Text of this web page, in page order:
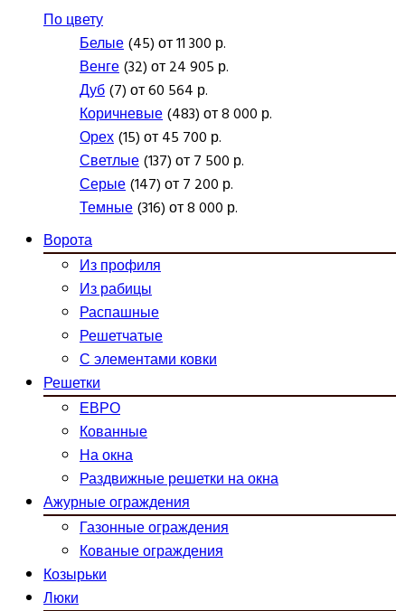
По цвету
Белые(45) от 11 300 р.
Венге(32) от 24 905 р.
Дуб(7) от 60 564 р.
Коричневые(483) от 8 000 р.
Орех(15) от 45 700 р.
Светлые(137) от 7 500 р.
Серые(147) от 7 200 р.
Темные(316) от 8 000 р.
Ворота
Из профиля
Из рабицы
Распашные
Решетчатые
С элементами ковки
Решетки
ЕВРО
Кованные
На окна
Раздвижные решетки на окна
Ажурные ограждения
Газонные ограждения
Кованые ограждения
Козырьки
Люки